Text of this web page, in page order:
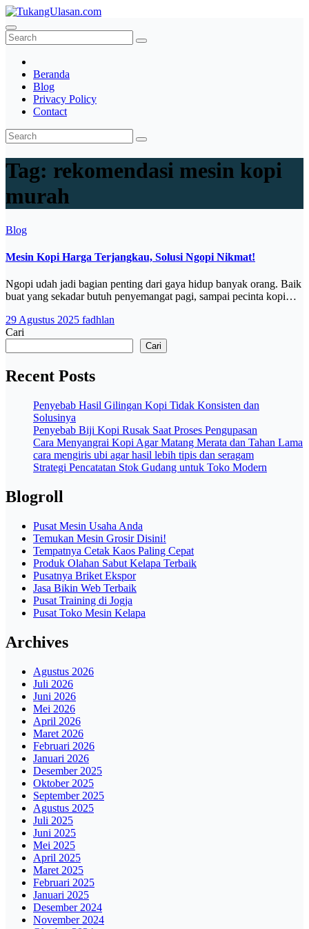
Skip
to
content
TukangUlasan.com
Baca Aja Dulu!
Beranda
Blog
Privacy Policy
Contact
Tag: rekomendasi mesin kopi
murah
Blog
Mesin Kopi Harga Terjangkau, Solusi Ngopi Nikmat!
Ngopi udah jadi bagian penting dari gaya hidup banyak orang. Baik
buat yang sekadar butuh penyemangat pagi, sampai pecinta kopi…
29 Agustus 2025 fadhlan
Cari
Cari
Recent Posts
Penyebab Hasil Gilingan Kopi Tidak Konsisten dan
Solusinya
Penyebab Biji Kopi Rusak Saat Proses Pengupasan
Cara Menyangrai Kopi Agar Matang Merata dan Tahan Lama
cara mengiris ubi agar hasil lebih tipis dan seragam
Strategi Pencatatan Stok Gudang untuk Toko Modern
Blogroll
Pusat Mesin Usaha Anda
Temukan Mesin Grosir Disini!
Tempatnya Cetak Kaos Paling Cepat
Produk Olahan Sabut Kelapa Terbaik
Pusatnya Briket Ekspor
Jasa Bikin Web Terbaik
Pusat Training di Jogja
Pusat Toko Mesin Kelapa
Archives
Agustus 2026
Juli 2026
Juni 2026
Mei 2026
April 2026
Maret 2026
Februari 2026
Januari 2026
Desember 2025
Oktober 2025
September 2025
Agustus 2025
Juli 2025
Juni 2025
Mei 2025
April 2025
Maret 2025
Februari 2025
Januari 2025
Desember 2024
November 2024